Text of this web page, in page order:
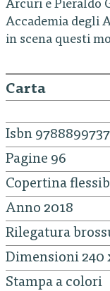
Arcuri e Pieraldo
Accademia degli
in scena questi
Carta
Isbn
Pagine 96
Copertina
Anno 2018
Rilegatura
Dimensioni 240
Stampa a colori